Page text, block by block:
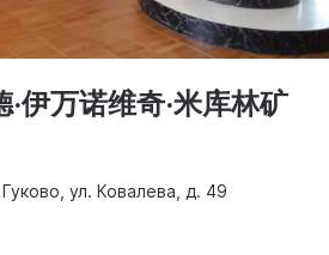
伊万诺维奇·米库林矿
ул. Ковалева, д. 49